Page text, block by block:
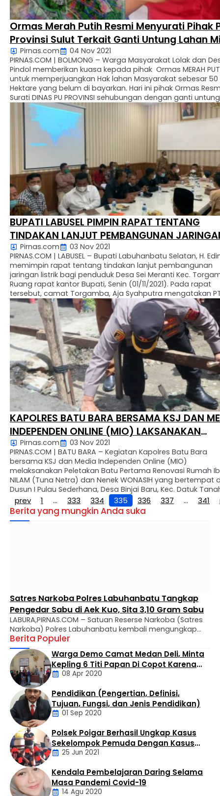
Ormas Merah Putih Resmi Menyurati Pihak
Provinsi Sulut Terkait Ganti Untung Lahan
Warga Pembangunan Waduk Desa Pindol
Bolmong
Pirnas.com
04 Nov 2021
PIRNAS.COM | BOLMONG – Warga Masyarakat Lolak dan
Pindol memberikan kuasa kepada pihak Ormas MERAH
untuk memperjuangkan Hak lahan Masyarakat sebesar 50
Hektare yang belum di bayarkan. Hari ini pihak Ormas
Surati DINAS PU PROVINSI sehubungan dengan ganti untung
lahan masyarakat yang terdampak akibat dari
WADUK PINDOL. Dalam isi suratnya ormas …
BUPATI LABUSEL PIMPIN RAPAT TENTANG
TINDAKAN LANJUT PEMBANGUNAN
LISTRIK BAGI PENDUDUK DESA SEI MERANTI
Pirnas.com
03 Nov 2021
PIRNAS.COM | LABUSEL – Bupati Labuhanbatu Selatan, H.
memimpin rapat tentang tindakan lanjut pembangunan
jaringan listrik bagi penduduk Desa Sei Meranti Kec.
Ruang rapat kantor Bupati, Senin (01/11/2021). Pada rapat
tersebut, camat Torgamba, Aja Syahputra mengatakan
Sinar Belantara Indah (SBI) tidak mengizinkan
jaringan listrik di Dusun Sepadan Makmur, Dusun Bangun …
KAPOLRES BATU BARA BERSAMA KSJ DAN
INDEPENDEN ONLINE (MIO) LAKSANAKAN
PELETAKAN BATU PERTAMA RENOVASI
IBU NILAM DAN NENEK WONASIH
Pirnas.com
03 Nov 2021
PIRNAS.COM | BATU BARA – Kegiatan Kapolres Batu Bara
bersama KSJ dan Media Independen Online (MIO)
melaksanakan Peletakan Batu Pertama Renovasi Rumah
NILAM (Tuna Netra) dan Nenek WONASIH yang bertempat
Dusun I Pulau Sederhana, Desa Binjai Baru, Kec. Datuk
Datar, Kab. Batu Bara. Selasa (2/11/2021). Acara peletakan
pertama Dusun I Pulau …
prev 1 … 333 334 335 336 337 … 341
Berita yang mungkin Anda suka
Satres Narkoba Polres Labuhanbatu Tangkap
Pengedar Sabu di Aek Kuo, Sita 3,10 Gram Sabu
LABURA,PIRNAS.COM – Satuan Reserse Narkoba (Satres
Narkoba) Polres Labuhanbatu kembali mengungkap
kasus peredaran narkotika jenis sabu di wilayah
hukumnya. Seorang pria berinisial MTS alias Tebe (34)
berhasil diamankan dalam operasi yang digelar di
Kelurahan Bandar Selamat, Kecamatan Aek Kuo,
Kabupaten Labuhanbatu Utara, Selasa (4/8/2026)
sekitar pukul 14.30 WIB. Penangkapan dilakukan oleh Tim
Opsnal Satres Narkoba …
Berita Populer
Daerah
Warga Demo Camat Medan Deli, Minta
Kepling 6 Titi Papan Di Copot Karena
Tak Perduli Sama Warganya
08 Apr 2020
Artikel
Pendidikan (Pengertian, Definisi,
Tujuan, Fungsi, dan Jenis Pendidikan)
01 Sep 2020
Daerah
Polsek Poigar Berhasil Ungkap Kasus
Sekelompok Pemuda Dengan Kasus
Pencabulan
25 Jun 2021
Kendala Pembelajaran Daring Selama
Masa Pandemi Covid-19
14 Agu 2020